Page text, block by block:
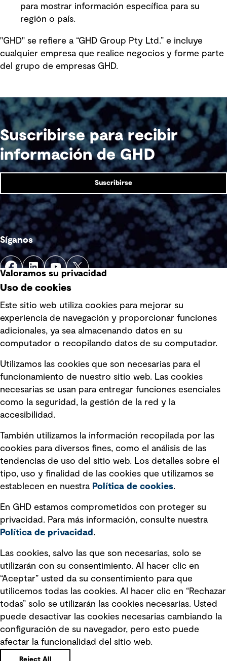
para mostrar información específica para su
región o país.
"GHD" se refiere a “GHD Group Pty Ltd.” e incluye
cualquier empresa que realice negocios y forme parte
del grupo de empresas GHD.
Suscribirse para recibir
información de GHD
Suscribirse
Síganos
Enlaces rápidos
Política de privacidad Política de
Información legal
Declaraciones de Políticas
Declaración sobre la esclavitud
moderna
Información sobre fraude detectado en
mensajes y avisos
Estándar de accesibilidad
Gestión de la Integridad
Marketing y comunicaciones
Vendors
Valoramos su privacidad
Uso de cookies
Este sitio web utiliza cookies para mejorar su
experiencia de navegación y proporcionar funciones
adicionales, ya sea almacenando datos en su
computador o recopilando datos de su computador.
Utilizamos las cookies que son necesarias para el
funcionamiento de nuestro sitio web. Las cookies
necesarias se usan para entregar funciones esenciales
como la seguridad, la gestión de la red y la
accesibilidad.
También utilizamos la información recopilada por las
cookies para diversos fines, como el análisis de las
tendencias de uso del sitio web. Los detalles sobre el
tipo, uso y finalidad de las cookies que utilizamos se
establecen en nuestra Política de cookies.
En GHD estamos comprometidos con proteger su
privacidad. Para más información, consulte nuestra
Política de privacidad .
Las cookies, salvo las que son necesarias, solo se
utilizarán con su consentimiento. Al hacer clic en
“Aceptar” usted da su consentimiento para que
utilicemos todas las cookies. Al hacer clic en “Rechazar
todas” solo se utilizarán las cookies necesarias. Usted
puede desactivar las cookies necesarias cambiando la
configuración de su navegador, pero esto puede
afectar la funcionalidad del sitio web.
Reject All